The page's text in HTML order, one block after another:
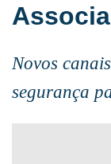
Novos
segurança